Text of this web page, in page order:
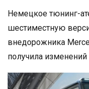
Немецкое тюнинг-
шестиместную
внедорожника
получила